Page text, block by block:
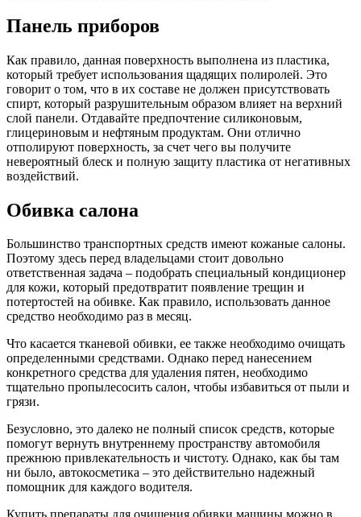
Панель приборов
Как правило, данная поверхность выполнена из пластика,
который требует использования щадящих полиролей. Это
говорит о том, что в их составе не должен присутствовать
спирт, который разрушительным образом влияет на верхний
слой панели. Отдавайте предпочтение силиконовым,
глицериновым и нефтяным продуктам. Они отлично
отполируют поверхность, за счет чего вы получите
невероятный блеск и полную защиту пластика от негативных
воздействий.
Обивка салона
Большинство транспортных средств имеют кожаные салоны.
Поэтому здесь перед владельцами стоит довольно
ответственная задача – подобрать специальный кондиционер
для кожи, который предотвратит появление трещин и
потертостей на обивке. Как правило, использовать данное
средство необходимо раз в месяц.
Что касается тканевой обивки, ее также необходимо очищать
определенными средствами. Однако перед нанесением
конкретного средства для удаления пятен, необходимо
тщательно пропылесосить салон, чтобы избавиться от пыли и
грязи.
Безусловно, это далеко не полный список средств, которые
помогут вернуть внутреннему пространству автомобиля
прежнюю привлекательность и чистоту. Однако, как бы там
ни было, автокосметика – это действительно надежный
помощник для каждого водителя.